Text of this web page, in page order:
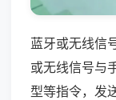
蓝牙或无线信
或无线信号与
型等指令，发